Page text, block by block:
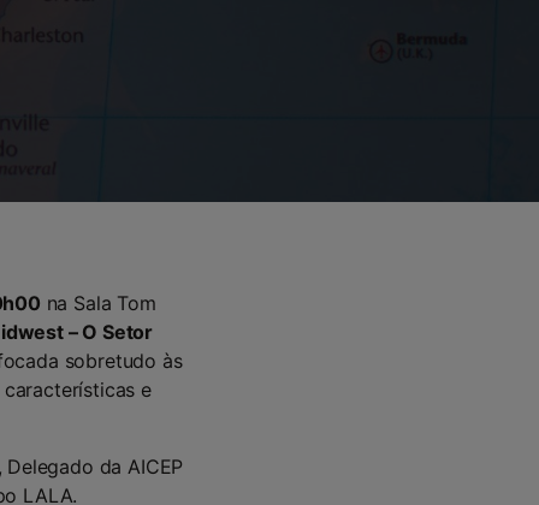
na Sala Tom
– O Setor
sobretudo às
e
Delegado da AICEP
LALA.